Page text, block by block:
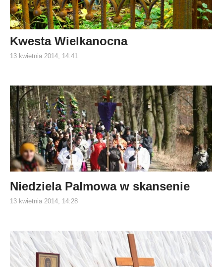
Kwesta Wielkanocna
13 kwietnia 2014, 14:41
Niedziela Palmowa w skansenie
13 kwietnia 2014, 14:28